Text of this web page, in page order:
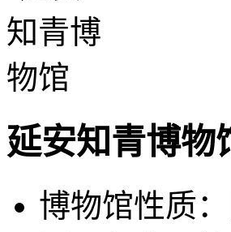
延安知青博物
博物馆性质